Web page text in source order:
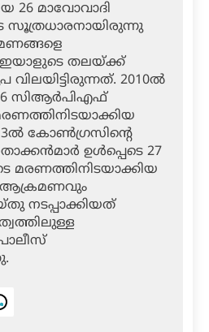
26 മാവോവാദി
ഇയാളുടെ തലയ്ക്ക്
2010ല്‍
സിആര്‍പിഎഫ്
കോണ്‍ഗ്രസിന്റെ
ഉള്‍പ്പെടെ 27
മരണത്തിനിടയാക്കിയ
ആക്രമണവും
നടപ്പാക്കിയത്